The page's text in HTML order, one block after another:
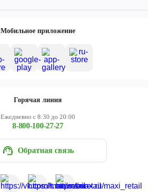
Мобильное приложение
Горячая линия
Ежедневно с 8:30 до 20:00
8-800-100-27-27
Обратная связь